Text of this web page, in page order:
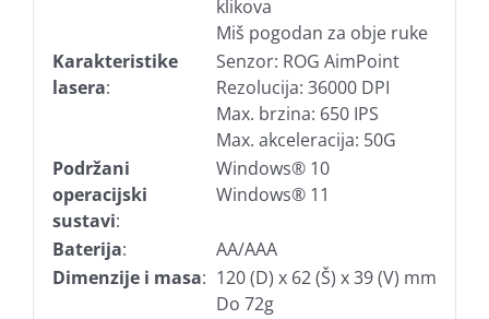
klikova
Miš pogodan za obje ruke
Karakteristike
lasera:
Senzor: ROG AimPoint
Rezolucija: 36000 DPI
Max. brzina: 650 IPS
Max. akceleracija: 50G
Podržani
operacijski
sustavi:
Windows® 10
Windows® 11
Baterija:
AA/AAA
Dimenzije i masa: 120 (D) x 62 (Š) x 39 (V) mm
Do 72g